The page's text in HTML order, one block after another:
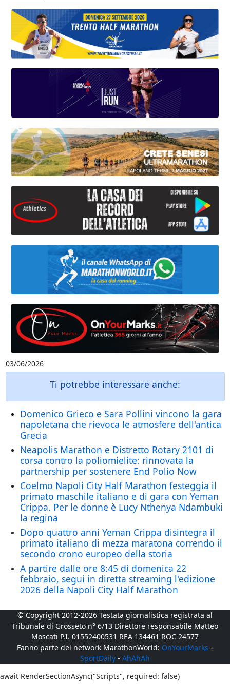
03/06/2026
Ti potrebbe interessare anche:
Domenico Grieco e Sara Pollini vincono la gara
napoletana che rievoca le atmosfere dell'antica
Grecia
Neapolis Marathon e Distretto Rotary 2101 di
corsa contro la poliomielite: rinnovata la
partnership per sostenere End Polio Now
Coelmo Napoli City Half Marathon festeggia il
primato maschile italiano e di gara con Yeman
Crippa. Per le donne è Lucy Nthenya Ndambuki
la regina
Dopo quattro anni Yeman Crippa disintegra il
primato italiano di mezza maratona correndo il
secondo crono europeo della storia
A partire dalle ore 8:45 di domenica 22
febbraio, segui in diretta streaming l'edizione
2026 della Napoli City Half Marathon
© Copyright 2012-2026 Testata giornalistica registrata al
Tribunale di Grosseto n° 6/13 Direttore responsabile Matteo
Moscati P.I. 01552400531 REA 134461 ROC 24577
Fanno parte del network MarathonWorld: OnYourMarks -
SportDaily - AhAhAh
await RenderSectionAsync("Scripts", required: false)